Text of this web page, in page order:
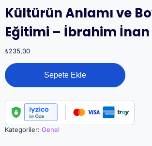
Kültürün Anlamı ve
Eğitimi – İbrahim İnan
₺235,00
Kültürün
Anlamı
ve
Eğitimi
İbrahim
İnan
Sepete Ekle
Kategoriler: Genel